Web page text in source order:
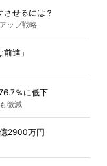
せるには？
ップ戦略
進」
％に低下
微減
2900万円